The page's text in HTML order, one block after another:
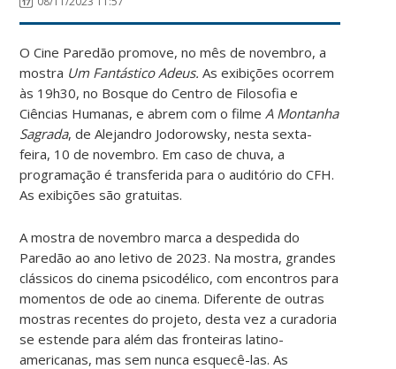
O Cine Paredão promove, no mês de novembro, a
mostra Um Fantástico Adeus.As exibições ocorrem
às 19h30, no Bosque do Centro de Filosofia e
Ciências Humanas, e abrem com o filme A Montanha
Sagrada, de Alejandro Jodorowsky, nesta sexta-
feira, 10 de novembro. Em caso de chuva, a
programação é transferida para o auditório do CFH.
As exibições são gratuitas.
A mostra de novembro marca a despedida do
Paredão ao ano letivo de 2023. Na mostra, grandes
clássicos do cinema psicodélico, com encontros para
momentos de ode ao cinema. Diferente de outras
mostras recentes do projeto, desta vez a curadoria
se estende para além das fronteiras latino-
americanas, mas sem nunca esquecê-las. As